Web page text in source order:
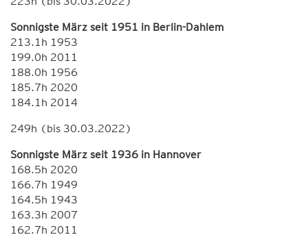
Sonnigste März seit 1951 in Berlin-Dahlem
213.1h 1953
199.0h 2011
188.0h 1956
185.7h 2020
184.1h 2014
249h (bis 30.03.2022)
Sonnigste März seit 1936 in Hannover
168.5h 2020
166.7h 1949
164.5h 1943
163.3h 2007
162.7h 2011